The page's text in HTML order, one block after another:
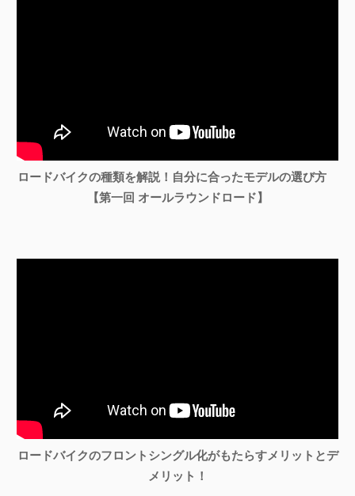
ロードバイクの種類を解説！自分に合ったモデルの選び方
【第一回 オールラウンドロード】
ロードバイクのフロントシングル化がもたらすメリットとデ
メリット！